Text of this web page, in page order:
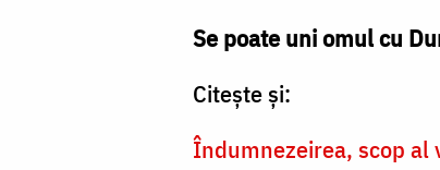
Se poate uni omul cu
Citește și:
Îndumnezeirea, scop al